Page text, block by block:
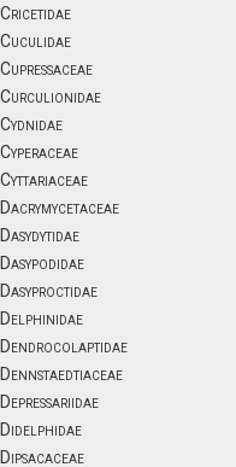
Cricetidae
Cuculidae
Cupressaceae
Curculionidae
Cydnidae
Cyperaceae
Cyttariaceae
Dacrymycetaceae
Dasydytidae
Dasypodidae
Dasyproctidae
Delphinidae
Dendrocolaptidae
Dennstaedtiaceae
Depressariidae
Didelphidae
Dipsacaceae